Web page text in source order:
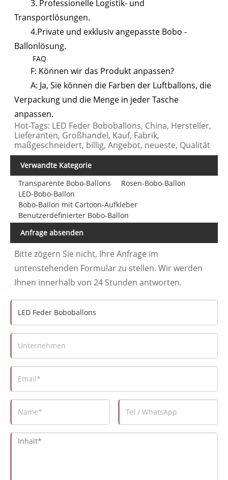
3. Professionelle Logistik- und
Transportlösungen.
4.Private und exklusiv angepasste Bobo -
Ballonlösung.
FAQ
F: Können wir das Produkt anpassen?
A: Ja, Sie können die Farben der Luftballons, die
Verpackung und die Menge in jeder Tasche
anpassen.
Hot-Tags: LED Feder Boboballons, China, Hersteller,
Lieferanten, Großhandel, Kauf, Fabrik,
maßgeschneidert, billig, Angebot, neueste, Qualität
Verwandte Kategorie
Transparente Bobo-Ballons
Rosen-Bobo-Ballon
LED-Bobo-Ballon
Bobo-Ballon mit Cartoon-Aufkleber
Benutzerdefinierter Bobo-Ballon
Anfrage absenden
Bitte zögern Sie nicht, Ihre Anfrage im
untenstehenden Formular zu stellen. Wir werden
Ihnen innerhalb von 24 Stunden antworten.